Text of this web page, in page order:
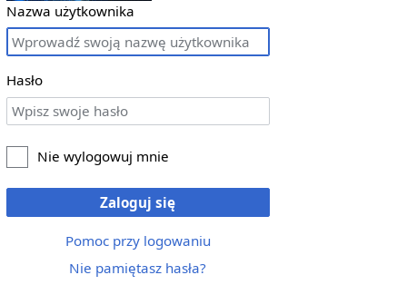
Nazwa użytkownika
Hasło
Nie wylogowuj mnie
Zaloguj się
Pomoc przy logowaniu
Nie pamiętasz hasła?